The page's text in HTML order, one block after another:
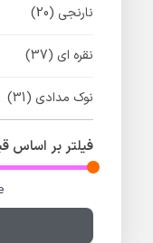
نارنجی (20)
نقره ای (37)
نوک مدادی (31)
فیلتر بر اساس